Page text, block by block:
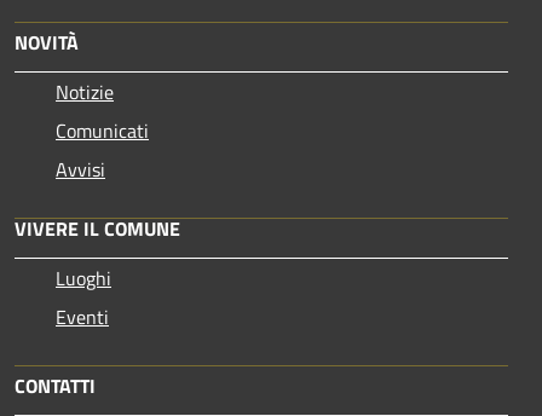
NOVITÀ
Notizie
Comunicati
Avvisi
VIVERE IL COMUNE
Luoghi
Eventi
CONTATTI